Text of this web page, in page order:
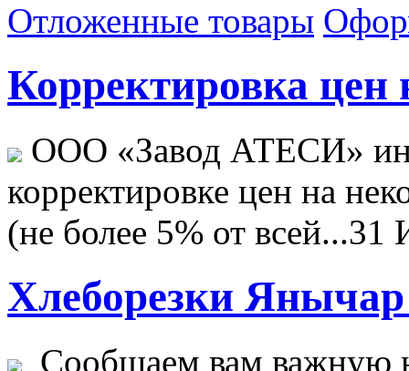
Отложенные товары
Корректировка цен
ООО «Завод АТЕСИ»
корректировке цен на
(не более 5% от всей...31
Хлеборезки Янычар
Сообщаем вам важную